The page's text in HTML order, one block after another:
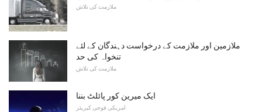
ملازمت کی تلاش
ملازمین اور ملازمت کے درخواست دہندگان کے لئے
تنخواہ کی حد
ملازمت کی تلاش
ایک میرین کور پائلٹ بننا
امریکی فوجی کیریئر